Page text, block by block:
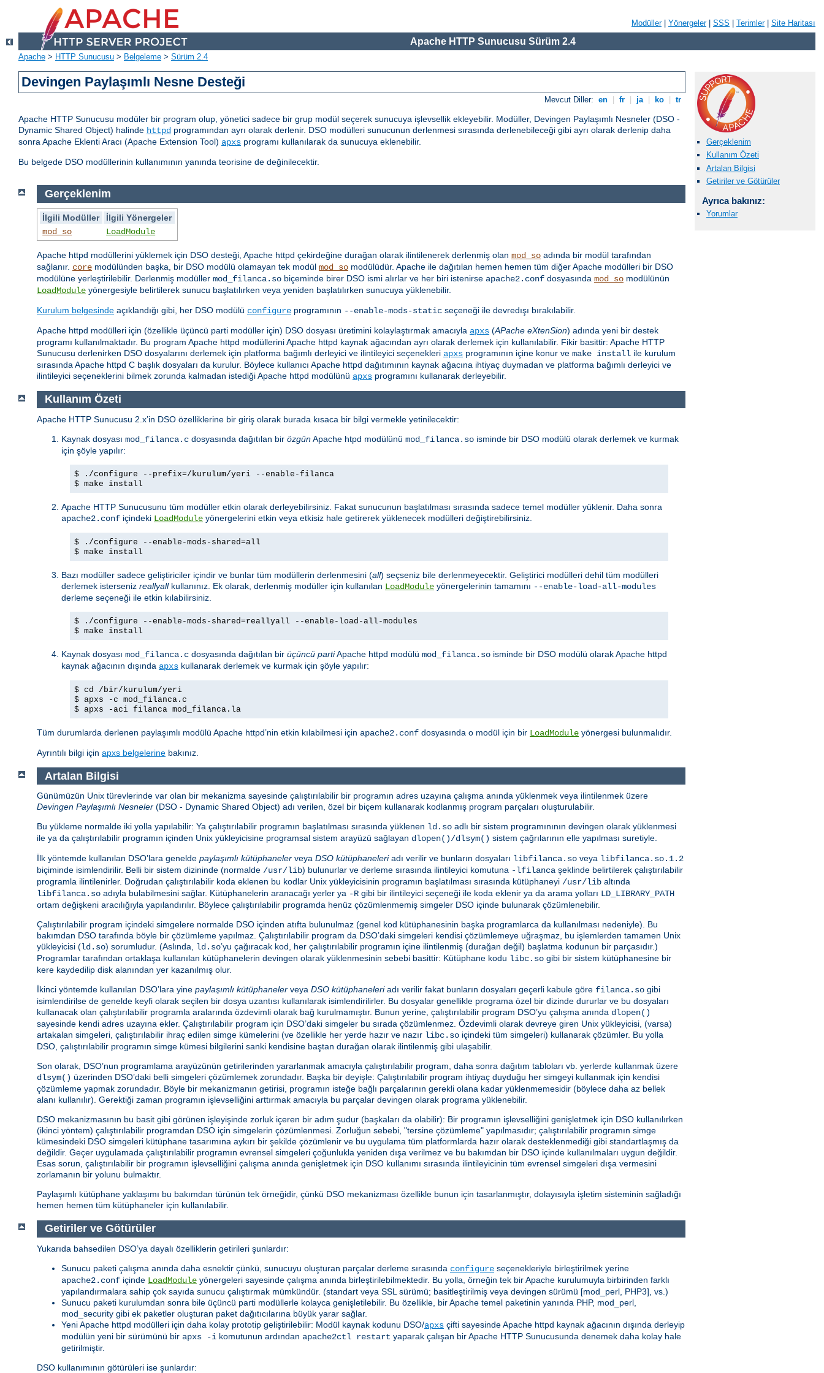
Modüller| Yönergeler| SSS Terimler| Site Haritası
Apache HTTP Sunucusu Sürüm 2.4
Apache > HTTP Sunucusu > Belgeleme > Sürüm 2.4
Devingen Paylaşımlı Nesne Desteği
Mevcut Diller: en fr ja ko tr
Apache HTTP Sunucusu modüler bir program olup, yönetici sadece bir grup modül seçerek sunucuya işlevsellik ekleyebilir. Modüller, Devingen Paylaşımlı Nesneler (DSO -
Dynamic Shared Object) halinde httpd programından ayrı olarak derlenir. DSO modülleri sunucunun derlenmesi sırasında derlenebileceği gibi ayrı olarak derlenip daha
sonra Apache Eklenti Aracı (Apache Extension Tool) apxs programı kullanılarak da sunucuya eklenebilir.
Bu belgede DSO modüllerinin kullanımının yanında teorisine de değinilecektir.
Gerçeklenim
Kullanım Özeti
Artalan Bilgisi
Getiriler ve Götürüler
Ayrıca bakınız:
Yorumlar
Gerçeklenim
İlgili Modüller
İlgili Yönergeler
mod_so
LoadModule
Apache httpd modüllerini yüklemek için DSO desteği, Apache httpd çekirdeğine durağan olarak ilintilenerek derlenmiş olan mod_so adında bir modül tarafından
sağlanır. core modülünden başka, bir DSO modülü olamayan tek modül mod_so modülüdür. Apache ile dağıtılan hemen hemen tüm diğer Apache modülleri bir DSO
modülüne yerleştirilebilir. Derlenmiş modüller mod_filanca.so biçeminde birer DSO ismi alırlar ve her biri istenirse apache2.conf dosyasında mod_so modülünün
LoadModule yönergesiyle belirtilerek sunucu başlatılırken veya yeniden başlatılırken sunucuya yüklenebilir.
Kurulum belgesinde açıklandığı gibi, her DSO modülü configure programının --enable-mods-static seçeneği ile devredışı bırakılabilir.
Apache httpd modülleri için (özellikle üçüncü parti modüller için) DSO dosyası üretimini kolaylaştırmak amacıyla apxs (APache eXtenSion) adında yeni bir destek
programı kullanılmaktadır. Bu program Apache httpd modüllerini Apache httpd kaynak ağacından ayrı olarak derlemek için kullanılabilir. Fikir basittir: Apache HTTP
Sunucusu derlenirken DSO dosyalarını derlemek için platforma bağımlı derleyici ve ilintileyici seçenekleri apxs programının içine konur ve make install ile kurulum
sırasında Apache httpd C başlık dosyaları da kurulur. Böylece kullanıcı Apache httpd dağıtımının kaynak ağacına ihtiyaç duymadan ve platforma bağımlı derleyici ve
ilintileyici seçeneklerini bilmek zorunda kalmadan istediği Apache httpd modülünü apxs programını kullanarak derleyebilir.
Kullanım Özeti
Apache HTTP Sunucusu 2.x’in DSO özelliklerine bir giriş olarak burada kısaca bir bilgi vermekle yetinilecektir:
Kaynak dosyası mod_filanca.c dosyasında dağıtılan bir özgünApache htpd modülünü mod_filanca.so isminde bir DSO modülü olarak derlemek ve kurmak
için şöyle yapılır:
$ ./configure --prefix=/kurulum/yeri --enable-filanca
$ make install
Apache HTTP Sunucusunu tüm modüller etkin olarak derleyebilirsiniz. Fakat sunucunun başlatılması sırasında sadece temel modüller yüklenir. Daha sonra
apache2.conf içindeki LoadModule yönergelerini etkin veya etkisiz hale getirerek yüklenecek modülleri değiştirebilirsiniz.
$ ./configure --enable-mods-shared=all
$ make install
Bazı modüller sadece geliştiriciler içindir ve bunlar tüm modüllerin derlenmesini (all) seçseniz bile derlenmeyecektir. Geliştirici modülleri dehil tüm modülleri
derlemek isterseniz reallyallkullanınız. Ek olarak, derlenmiş modüller için kullanılan LoadModule yönergelerinin tamamını --enable-load-all-modules
derleme seçeneği ile etkin kılabilirsiniz.
$ ./configure --enable-mods-shared=reallyall --enable-load-all-modules
$ make install
Kaynak dosyası mod_filanca.c dosyasında dağıtılan bir üçüncü partiApache httpd modülü mod_filanca.so isminde bir DSO modülü olarak Apache httpd
kaynak ağacının dışında apxs kullanarak derlemek ve kurmak için şöyle yapılır:
$ cd /bir/kurulum/yeri
$ apxs -c mod_filanca.c
$ apxs -aci filanca mod_filanca.la
Tüm durumlarda derlenen paylaşımlı modülü Apache httpd’nin etkin kılabilmesi için apache2.conf dosyasında o modül için bir LoadModule yönergesi bulunmalıdır.
Ayrıntılı bilgi için apxs belgelerine bakınız.
Artalan Bilgisi
Günümüzün Unix türevlerinde var olan bir mekanizma sayesinde çalıştırılabilir bir programın adres uzayına çalışma anında yüklenmek veya ilintilenmek üzere
Devingen Paylaşımlı Nesneler (DSO - Dynamic Shared Object) adı verilen, özel bir biçem kullanarak kodlanmış program parçaları oluşturulabilir.
Bu yükleme normalde iki yolla yapılabilir: Ya çalıştırılabilir programın başlatılması sırasında yüklenen ld.so adlı bir sistem programınının devingen olarak yüklenmesi
ile ya da çalıştırılabilir programın içinden Unix yükleyicisine programsal sistem arayüzü sağlayan dlopen()/dlsym() sistem çağrılarının elle yapılması suretiyle.
İlk yöntemde kullanılan DSO’lara genelde paylaşımlı kütüphaneler veya DSO kütüphaneleriadı verilir ve bunların dosyaları libfilanca.so veya libfilanca.so.1.2
biçiminde isimlendirilir. Belli bir sistem dizininde (normalde /usr/lib) bulunurlar ve derleme sırasında ilintileyici komutuna -lfilanca şeklinde belirtilerek çalıştırılabilir
programla ilintilenirler. Doğrudan çalıştırılabilir koda eklenen bu kodlar Unix yükleyicisinin programın başlatılması sırasında kütüphaneyi /usr/lib altında
libfilanca.so adıyla bulabilmesini sağlar. Kütüphanelerin aranacağı yerler ya -R gibi bir ilintileyici seçeneği ile koda eklenir ya da arama yolları LD_LIBRARY_PATH
ortam değişkeni aracılığıyla yapılandırılır. Böylece çalıştırılabilir programda henüz çözümlenmemiş simgeler DSO içinde bulunarak çözümlenebilir.
Çalıştırılabilir program içindeki simgelere normalde DSO içinden atıfta bulunulmaz (genel kod kütüphanesinin başka programlarca da kullanılması nedeniyle). Bu
bakımdan DSO tarafında böyle bir çözümleme yapılmaz. Çalıştırılabilir program da DSO’daki simgeleri kendisi çözümlemeye uğraşmaz, bu işlemlerden tamamen Unix
yükleyicisi (ld.so) sorumludur. (Aslında, ld.so’yu çağıracak kod, her çalıştırılabilir programın içine ilintilenmiş (durağan değil) başlatma kodunun bir parçasıdır.)
Programlar tarafından ortaklaşa kullanılan kütüphanelerin devingen olarak yüklenmesinin sebebi basittir: Kütüphane kodu libc.so gibi bir sistem kütüphanesine bir
kere kaydedilip disk alanından yer kazanılmış olur.
İkinci yöntemde kullanılan DSO’lara yine paylaşımlı kütüphaneler veya DSO kütüphaneleriadı verilir fakat bunların dosyaları geçerli kabule göre filanca.so gibi
isimlendirilse de genelde keyfi olarak seçilen bir dosya uzantısı kullanılarak isimlendirilirler. Bu dosyalar genellikle programa özel bir dizinde dururlar ve bu dosyaları
kullanacak olan çalıştırılabilir programla aralarında özdevimli olarak bağ kurulmamıştır. Bunun yerine, çalıştırılabilir program DSO’yu çalışma anında dlopen()
sayesinde kendi adres uzayına ekler. Çalıştırılabilir program için DSO’daki simgeler bu sırada çözümlenmez. Özdevimli olarak devreye giren Unix yükleyicisi, (varsa)
artakalan simgeleri, çalıştırılabilir ihraç edilen simge kümelerini (ve özellikle her yerde hazır ve nazır libc.so içindeki tüm simgeleri) kullanarak çözümler. Bu yolla
DSO, çalıştırılabilir programın simge kümesi bilgilerini sanki kendisine baştan durağan olarak ilintilenmiş gibi ulaşabilir.
Son olarak, DSO’nun programlama arayüzünün getirilerinden yararlanmak amacıyla çalıştırılabilir program, daha sonra dağıtım tabloları vb. yerlerde kullanmak üzere
dlsym() üzerinden DSO’daki belli simgeleri çözümlemek zorundadır. Başka bir deyişle: Çalıştırılabilir program ihtiyaç duyduğu her simgeyi kullanmak için kendisi
çözümleme yapmak zorundadır. Böyle bir mekanizmanın getirisi, programın isteğe bağlı parçalarının gerekli olana kadar yüklenmemesidir (böylece daha az bellek
alanı kullanılır). Gerektiği zaman programın işlevselliğini arttırmak amacıyla bu parçalar devingen olarak programa yüklenebilir.
DSO mekanizmasının bu basit gibi görünen işleyişinde zorluk içeren bir adım şudur (başkaları da olabilir): Bir programın işlevselliğini genişletmek için DSO kullanılırken
(ikinci yöntem) çalıştırılabilir programdan DSO için simgelerin çözümlenmesi. Zorluğun sebebi, "tersine çözümleme" yapılmasıdır; çalıştırılabilir programın simge
kümesindeki DSO simgeleri kütüphane tasarımına aykırı bir şekilde çözümlenir ve bu uygulama tüm platformlarda hazır olarak desteklenmediği gibi standartlaşmış da
değildir. Geçer uygulamada çalıştırılabilir programın evrensel simgeleri çoğunlukla yeniden dışa verilmez ve bu bakımdan bir DSO içinde kullanılmaları uygun değildir.
Esas sorun, çalıştırılabilir bir programın işlevselliğini çalışma anında genişletmek için DSO kullanımı sırasında ilintileyicinin tüm evrensel simgeleri dışa vermesini
zorlamanın bir yolunu bulmaktır.
Paylaşımlı kütüphane yaklaşımı bu bakımdan türünün tek örneğidir, çünkü DSO mekanizması özellikle bunun için tasarlanmıştır, dolayısıyla işletim sisteminin sağladığı
hemen hemen tüm kütüphaneler için kullanılabilir.
Getiriler ve Götürüler
Yukarıda bahsedilen DSO’ya dayalı özelliklerin getirileri şunlardır:
Sunucu paketi çalışma anında daha esnektir çünkü, sunucuyu oluşturan parçalar derleme sırasında configure seçenekleriyle birleştirilmek yerine
apache2.conf içinde LoadModule yönergeleri sayesinde çalışma anında birleştirilebilmektedir. Bu yolla, örneğin tek bir Apache kurulumuyla birbirinden farklı
yapılandırmalara sahip çok sayıda sunucu çalıştırmak mümkündür. (standart veya SSL sürümü; basitleştirilmiş veya devingen sürümü [mod_perl, PHP3], vs.)
Sunucu paketi kurulumdan sonra bile üçüncü parti modüllerle kolayca genişletilebilir. Bu özellikle, bir Apache temel paketinin yanında PHP, mod_perl,
mod_security gibi ek paketler oluşturan paket dağıtıcılarına büyük yarar sağlar.
Yeni Apache httpd modülleri için daha kolay prototip geliştirilebilir: Modül kaynak kodunu DSO/apxs çifti sayesinde Apache httpd kaynak ağacının dışında derleyip
modülün yeni bir sürümünü bir apxs -i komutunun ardından apache2ctl restart yaparak çalışan bir Apache HTTP Sunucusunda denemek daha kolay hale
getirilmiştir.
DSO kullanımının götürüleri ise şunlardır: